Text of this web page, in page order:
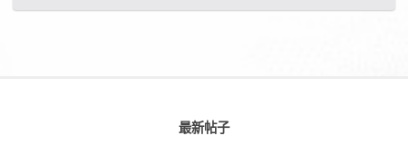
最新帖子